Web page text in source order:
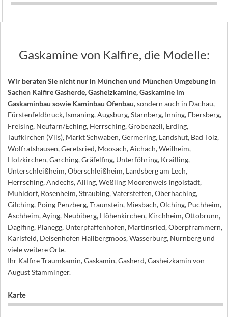
Gaskamine von Kalfire, die Modelle:
Wir beraten Sie nicht nur in München und München Umgebung in
Sachen Kalfire Gasherde, Gasheizkamine, Gaskamine im
Gaskaminbau sowie Kaminbau Ofenbau, sondern auch in Dachau,
Fürstenfeldbruck, Ismaning, Augsburg, Starnberg, Inning, Ebersberg,
Freising, Neufarn/Eching, Herrsching, Gröbenzell, Erding,
Taufkirchen (Vils), Markt Schwaben, Germering, Landshut, Bad Tölz,
Wolfratshausen, Geretsried, Moosach, Aichach, Weilheim,
Holzkirchen, Garching, Gräfelfing, Unterföhring, Krailling,
Unterschleißheim, Oberschleißheim, Landsberg am Lech,
Herrsching, Andechs, Alling, Weßling Moorenweis Ingolstadt,
Mühldorf, Rosenheim, Straubing, Vaterstetten, Oberhaching,
Gilching, Poing Penzberg, Traunstein, Miesbach, Olching, Puchheim,
Aschheim, Aying, Neubiberg, Höhenkirchen, Kirchheim, Ottobrunn,
Daglfing, Planegg, Unterpfaffenhofen, Martinsried, Oberpframmern,
Karlsfeld, Deisenhofen Hallbergmoos, Wasserburg, Nürnberg und
viele weitere Orte.
Ihr Kalfire Traumkamin, Gaskamin, Gasherd, Gasheizkamin von
August Stamminger.
Karte